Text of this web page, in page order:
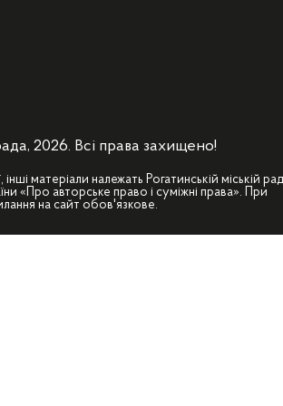
2026. Всі права захищено!
інші матеріали належать Рогатинській міській
«Про авторське право і суміжні права». При
на сайт обов'язкове.